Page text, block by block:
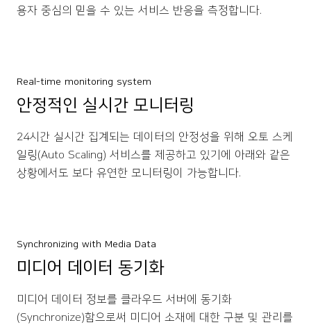
용자 중심의 믿을 수 있는 서비스 반응을 측정합니다.
Real-time monitoring system
안정적인 실시간 모니터링
24시간 실시간 집계되는 데이터의 안정성을 위해 오토 스케
일링(Auto Scaling) 서비스를 제공하고 있기에 아래와 같은
상황에서도 보다 유연한 모니터링이 가능합니다.
Synchronizing with Media Data
미디어 데이터 동기화
미디어 데이터 정보를 클라우드 서버에 동기화
(Synchronize)함으로써 미디어 소재에 대한 구분 및 관리를